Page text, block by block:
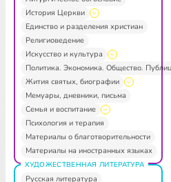
История Церкви
Единство и разделения христиан
Религиоведение
Искусство и культура
Политика. Экономика. Общество.
Жития святых, биографии
Мемуары, дневники, письма
Семья и воспитание
Психология и терапия
Материалы о благотворительности
Материалы на иностранных языках
ХУДОЖЕСТВЕННАЯ ЛИТЕРАТУРА
Русская литература